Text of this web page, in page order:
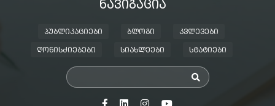
ᲜᲐᲕᲘᲒᲐᲪᲘᲐ
ᲞᲣᲑᲚᲘᲙᲐᲪᲘᲔᲑᲘ ᲑᲚᲝᲒᲘ ᲙᲕᲚᲔᲕᲔᲑᲘ
ᲦᲝᲜᲘᲡᲫᲘᲔᲑᲔᲑᲘ ᲡᲘᲐᲮᲚᲔᲔᲑᲘ ᲡᲢᲐᲢᲘᲔᲑᲘ